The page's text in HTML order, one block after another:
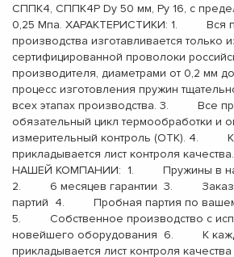
СППК4, СППК4Р Dу 50 мм, Pу 16, с
0,25 Мпа. ХАРАКТЕРИСТИКИ: 1. Вся
производства изготавливается только
сертифицированной проволоки
производителя, диаметрами от 0,2
процесс изготовления пружин
всех этапах производства. 3. Все
обязательный цикл термообработки и
измерительный контроль (ОТК). 4. К
прикладывается лист контроля
НАШЕЙ КОМПАНИИ: 1. Пружины в
2. 6 месяцев гарантии 3. Заказ
партий 4. Пробная партия по
5. Собственное производство с
новейшего оборудования 6. К
прикладывается лист контроля